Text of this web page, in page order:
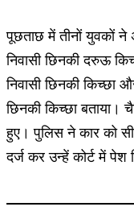
पूछताछ में तीनों युवकों
निवासी छिनकी दरुऊ
निवासी छिनकी किच्छा
छिनकी किच्छा बताया।
हुए। पुलिस ने कार को
दर्ज कर उन्हें कोर्ट में पेश